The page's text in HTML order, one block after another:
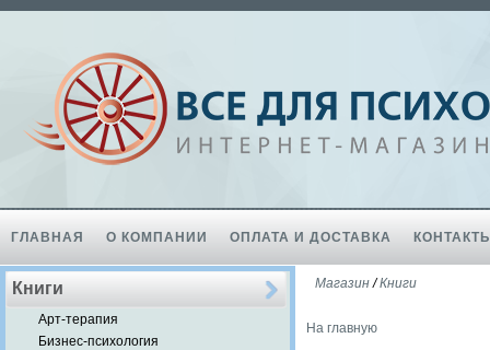
ГЛАВНАЯ О КОМПАНИИ ОПЛАТА И ДОСТАВКА
Книги
Арт-терапия
Бизнес-психология
Магазин/Книги
На главную